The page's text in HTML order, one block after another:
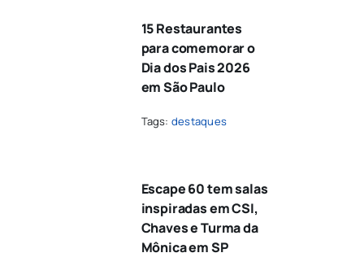
15 Restaurantes
para comemorar o
Dia dos Pais 2026
em São Paulo
Tags: destaques
Escape 60 tem salas
inspiradas em CSI,
Chaves e Turma da
Mônica em SP